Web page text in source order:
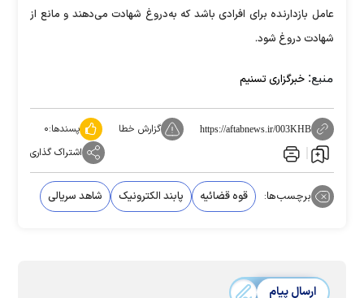
عامل بازدارنده برای افرادی باشد که به‌دروغ شهادت می‌دهند و مانع از
شهادت دروغ شود.
منبع: خبرگزاری تسنیم
https://aftabnews.ir/003KHB گزارش خطا پسندها:۰
اشتراک گذاری
برچسب‌ها: قوه قضائیه پابند الکترونیک شاهد سریالی
ارسال پیام